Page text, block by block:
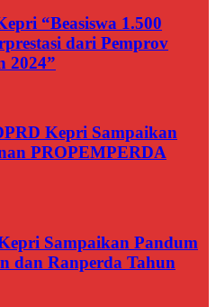
“Beasiswa 1.500
dari Pemprov
2024”
Kepri Sampaikan
PROPEMPERDA
Sampaikan Pandum
dan Ranperda Tahun